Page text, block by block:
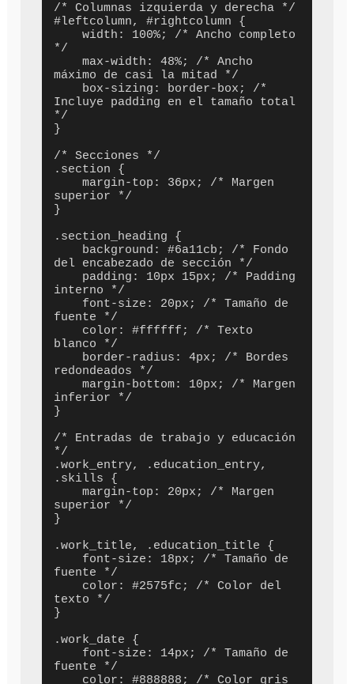
/* Columnas izquierda y derecha */
#leftcolumn, #rightcolumn {
    width: 100%; /* Ancho completo
*/
    max-width: 48%; /* Ancho
máximo de casi la mitad */
Incluye padding en el tamaño total
*/
}
/* Secciones */
.section {
    margin-top: 36px; /* Margen
superior */
}
.section_heading {
del encabezado de sección */
interno */
fuente */
blanco */
redondeados */
    margin-bottom: 10px; /* Margen
inferior */
}
/* Entradas de trabajo y educación
*/
.work_entry, .education_entry,
.skills {
    margin-top: 20px; /* Margen
superior */
}
.work_title, .education_title {
fuente */
texto */
}
.work_date {
fuente */